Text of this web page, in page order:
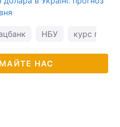
НБУ курс гривні
НАС